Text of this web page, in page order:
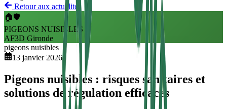
Retour aux actualités
🏠🛡️
PIGEONS NUISIBLES
AF3D Gironde
pigeons nuisibles
13 janvier 2026
Pigeons nuisibles : risques sanitaires et
solutions de régulation efficaces